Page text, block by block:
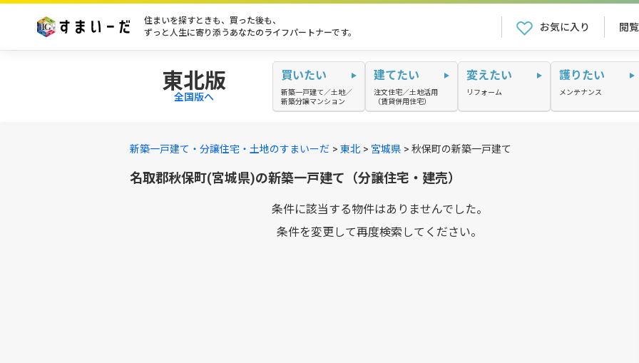
住まいを探すときも、買った後も、
ずっと人生に寄り添うあなたのライフパートナーです。
お気に入り 閲
東北版
全国版へ
買いたい
新築一戸建て／土地／
新築分譲マンション
建てたい
注文住宅／土地活用
（賃貸併用住宅）
変えたい
リフォーム
護りたい
メンテナンス
新築一戸建て・分譲住宅・土地のすまいーだ 東北 宮城県 秋保町の新築一戸建て
名取郡秋保町(宮城県)の新築一戸建て（分譲住宅・建売）
条件に該当する物件はありませんでした。
条件を変更して再度検索してください。